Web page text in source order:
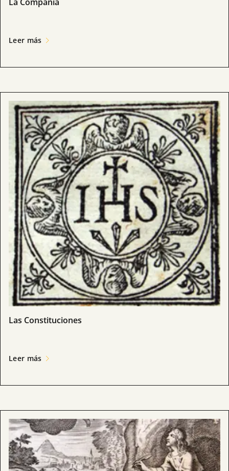
Leer más
Las Constituciones
Leer más